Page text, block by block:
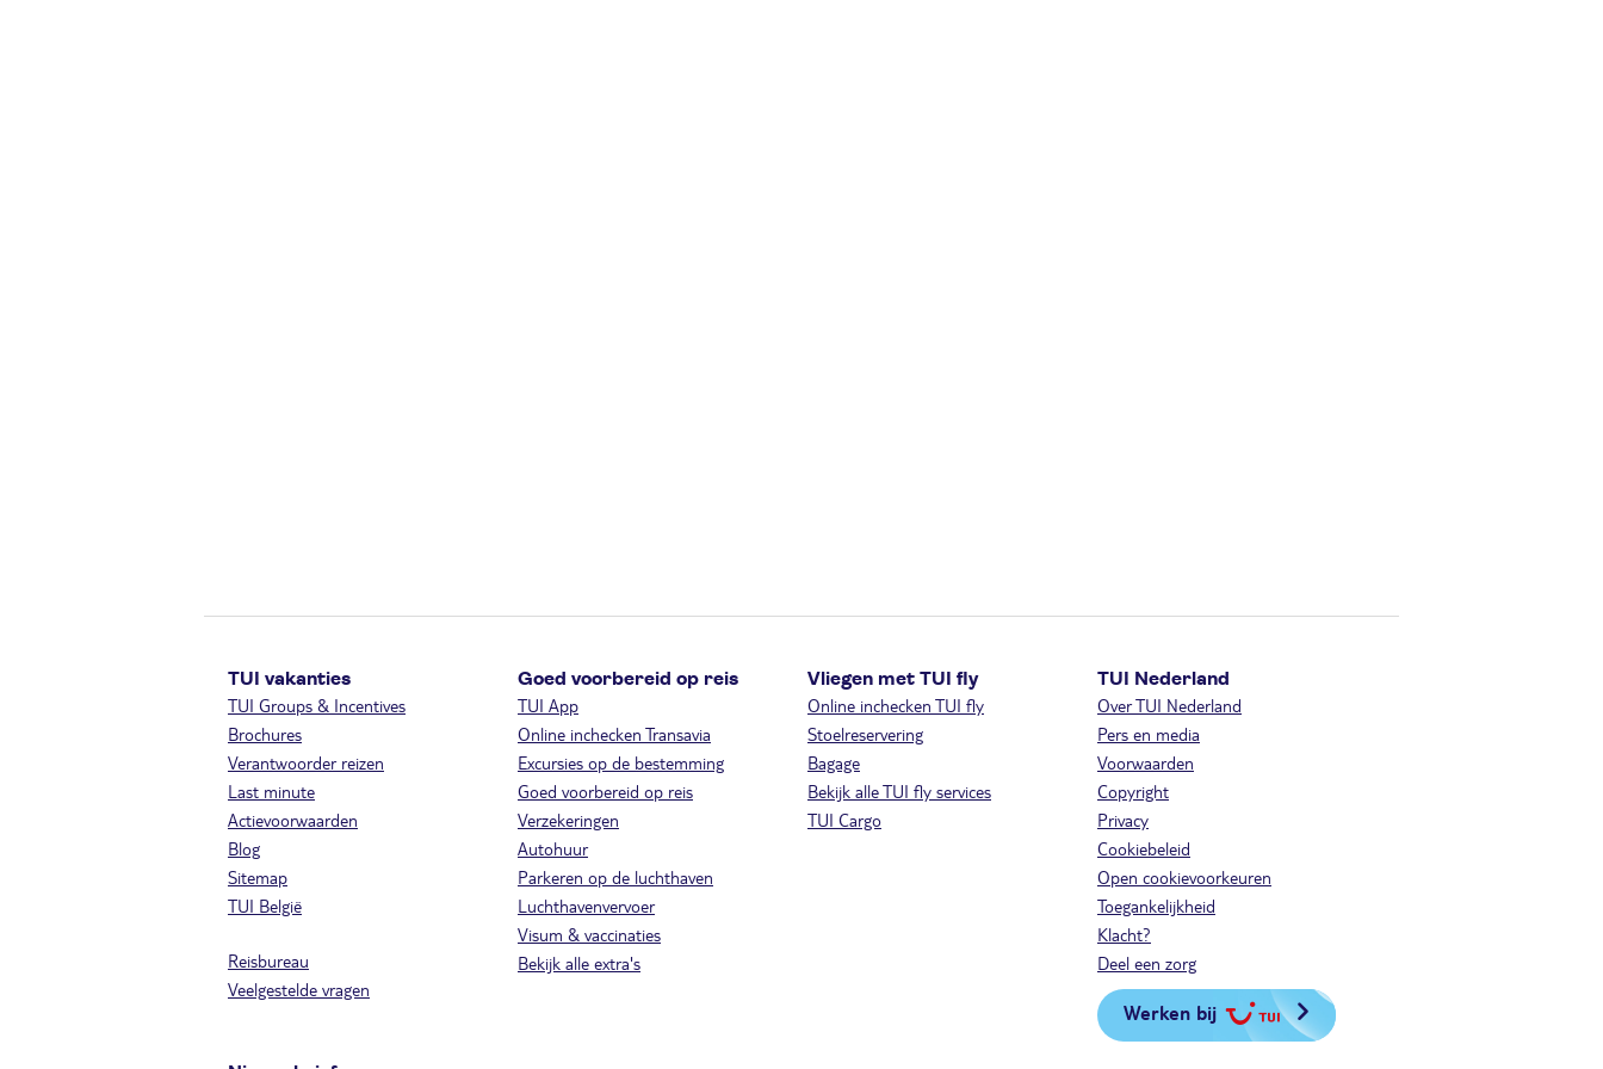
TUI vakanties
TUI Groups & Incentives
Brochures
Verantwoorder reizen
Last minute
Actievoorwaarden
Blog
Sitemap
TUI België
Reisbureau
Veelgestelde vragen
Goed voorbereid op reis
TUI App
Online inchecken Transavia
Excursies op de bestemming
Goed voorbereid op reis
Verzekeringen
Autohuur
Parkeren op de luchthaven
Luchthavenvervoer
Visum & vaccinaties
Bekijk alle extra's
Vliegen met TUI fly
Online inchecken TUI fly
Stoelreservering
Bagage
Bekijk alle TUI fly services
TUI Cargo
TUI Nederland
Over TUI Nederland
Pers en media
Voorwaarden
Copyright
Privacy
Cookiebeleid
Open cookievoorkeuren
Toegankelijkheid
Klacht?
Deel een zorg
Werken bij